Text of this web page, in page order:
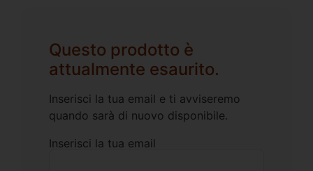
Questo prodotto è
attualmente esaurito.
Inserisci la tua email e ti avviseremo
quando sarà di nuovo disponibile.
Inserisci la tua email